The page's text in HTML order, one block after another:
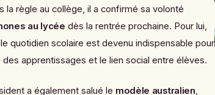
règle au collège, il a confirmé sa volonté
au lycée dès la rentrée prochaine. Pour lui,
quotidien scolaire est devenu indispensable pour
apprentissages et le lien social entre élèves.
a également salué le modèle australien,